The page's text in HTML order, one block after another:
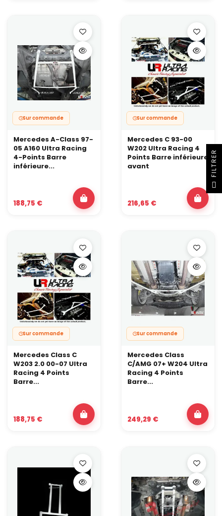
Sur commande
Mercedes A-Class 97-
05 A160 Ultra Racing
4-Points Barre
inférieure...
188,75 €
Sur commande
Mercedes C 93-00
W202 Ultra Racing 4
Points Barre inférieure
avant
216,65 €
Sur commande
Mercedes Class C
W203 2.0 00-07 Ultra
Racing 4 Points
Barre...
188,75 €
Sur commande
Mercedes Class
C/AMG 07+ W204 Ultra
Racing 4 Points
Barre...
249,29 €
R